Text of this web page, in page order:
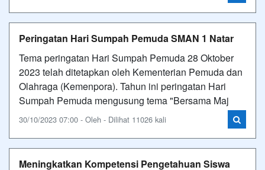
Peringatan Hari Sumpah Pemuda SMAN 1 Natar
Tema peringatan Hari Sumpah Pemuda 28 Oktober
2023 telah ditetapkan oleh Kementerian Pemuda dan
Olahraga (Kemenpora). Tahun ini peringatan Hari
Sumpah Pemuda mengusung tema "Bersama Maj
30/10/2023 07:00 - Oleh - Dilihat 11026 kali
Meningkatkan Kompetensi Pengetahuan Siswa